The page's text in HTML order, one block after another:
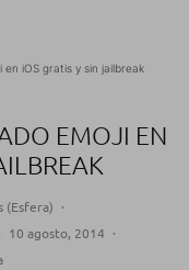
iOS gratis y sin jailbreak
EMOJI EN
(Esfera) ·
10 agosto, 2014 ·